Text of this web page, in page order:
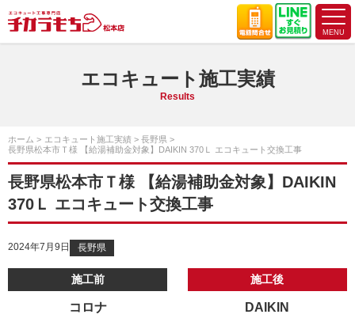
エコキュート施工実績
Results
ホーム エコキュート施工実績
長野県
長野県松本市Ｔ様 【給湯補助金対象】DAIKIN 370Ｌ エコキュート交換工事
長野県松本市Ｔ様 【給湯補助金対象】DAIKIN
370Ｌ エコキュート交換工事
2024年7月9日 長野県
施工前
コロナ
施工後
DAIKIN